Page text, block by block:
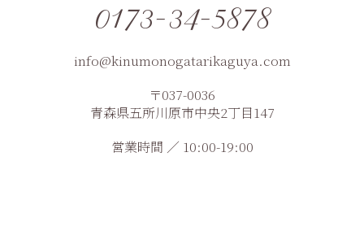
0173-34-5878
info@kinumonogatarikaguya.com
〒037-0036
青森県五所川原市中央2丁目147
営業時間 ／ 10:00-19:00